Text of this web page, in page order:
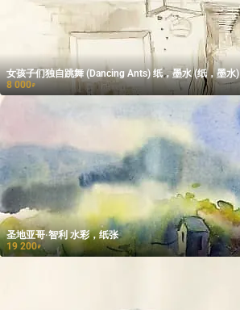
女孩子们独自跳舞 (Dancing Ants) 纸，墨水 (纸，墨水)
8 000₽
圣地亚哥·智利 水彩，纸张
19 200₽